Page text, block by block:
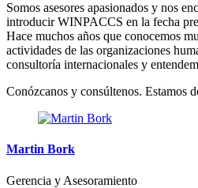
Somos asesores apasionados y nos
introducir WINPACCS en la fecha
Hace muchos años que conocemos
actividades de las organizaciones
consultoría internacionales y
Conózcanos y consúltenos. Estamos
Martin Bork
Gerencia y Asesoramiento